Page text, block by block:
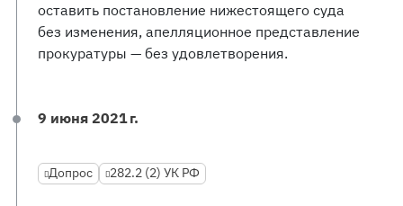
оставить постановление нижестоящего суда
без изменения, апелляционное представление
прокуратуры — без удовлетворения.
9 июня 2021 г.
Допрос 282.2 (2) УК РФ